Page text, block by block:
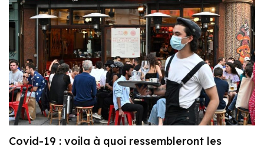
Covid-19 : voila à quoi ressembleront les